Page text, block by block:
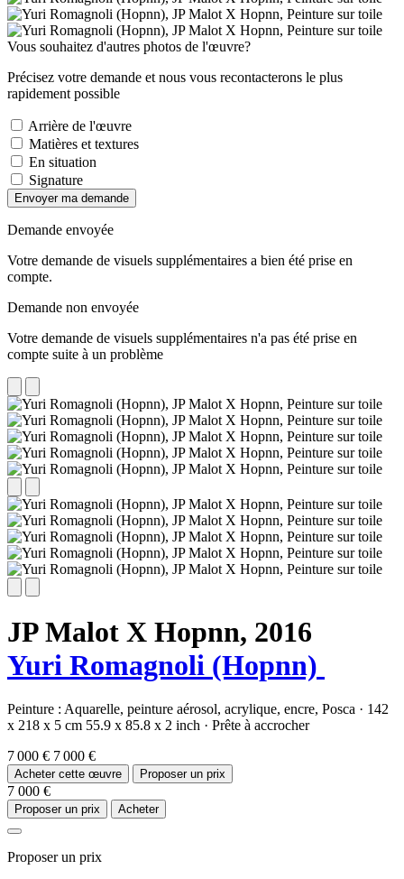
Vous souhaitez d'autres photos de l'œuvre?
Précisez votre demande et nous vous recontacterons le plus
rapidement possible
Arrière de l'œuvre
Matières et textures
En situation
Signature
Envoyer ma demande
Demande envoyée
Votre demande de visuels supplémentaires a bien été prise en
compte.
Demande non envoyée
Votre demande de visuels supplémentaires n'a pas été prise en
compte suite à un problème
JP Malot X Hopnn, 2016
Yuri Romagnoli (Hopnn)
Peinture : Aquarelle, peinture aérosol, acrylique, encre, Posca · 142
x 218 x 5 cm 55.9 x 85.8 x 2 inch · Prête à accrocher
7 000 € 7 000 €
Acheter cette œuvre Proposer un prix
7 000 €
Proposer un prix Acheter
Proposer un prix